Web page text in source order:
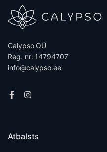
Calypso OÜ
Reg. nr: 14794707
info@calypso.ee
Atbalsts